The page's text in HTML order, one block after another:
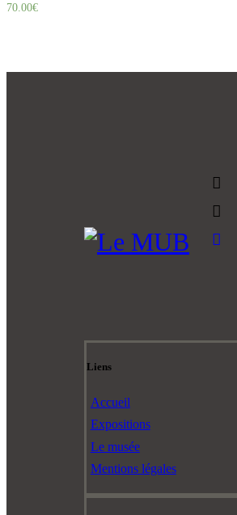
70.00€
Liens
Accueil
Expositions
Le musée
Mentions légales